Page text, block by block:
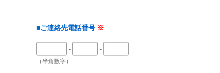
■ご連絡先電話番号 ※
- -
（半角数字）